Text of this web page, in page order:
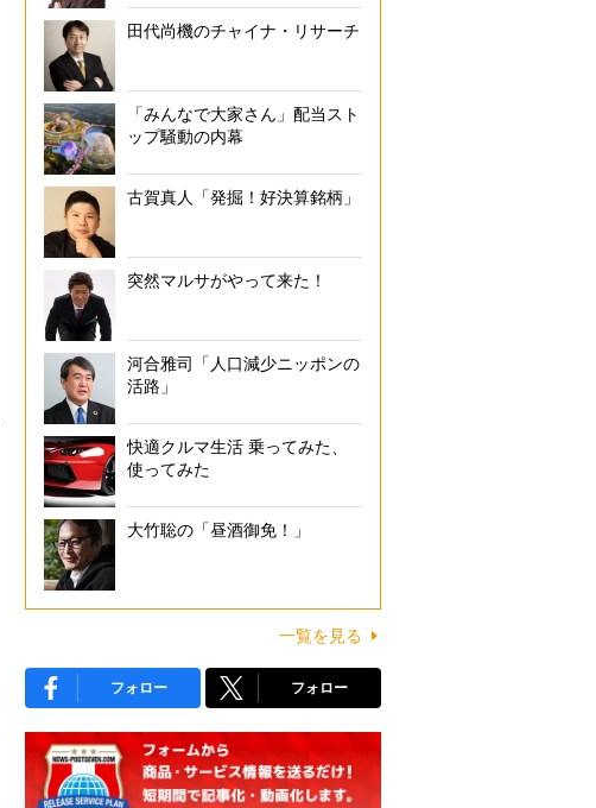
田代尚機のチャイナ・リサーチ
「みんなで大家さん」配当スト
ップ騒動の内幕
古賀真人「発掘！好決算銘柄」
突然マルサがやって来た！
河合雅司「人口減少ニッポンの
活路」
快適クルマ生活 乗ってみた、
使ってみた
大竹聡の「昼酒御免！」
一覧を見る
フォロー フォロー